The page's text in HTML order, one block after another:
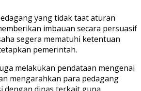
yang tidak taat aturan
imbauan secara persuasif
segera mematuhi ketentuan
pemerintah.
melakukan pendataan mengenai
mengarahkan para pedagang